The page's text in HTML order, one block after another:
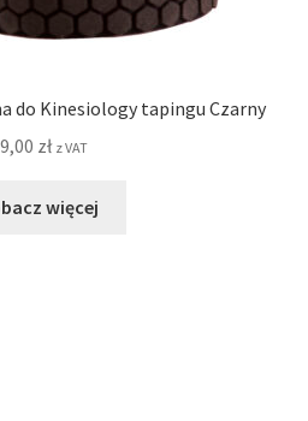
do Kinesiology tapingu Czarny
zł z VAT
więcej